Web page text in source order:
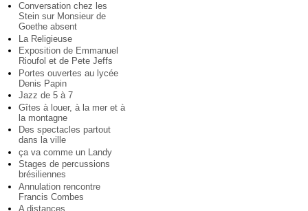
Conversation chez les
Stein sur Monsieur de
Goethe absent
La Religieuse
Exposition de Emmanuel
Rioufol et de Pete Jeffs
Portes ouvertes au lycée
Denis Papin
Jazz de 5 à 7
Gîtes à louer, à la mer et à
la montagne
Des spectacles partout
dans la ville
ça va comme un Landy
Stages de percussions
brésiliennes
Annulation rencontre
Francis Combes
A distances